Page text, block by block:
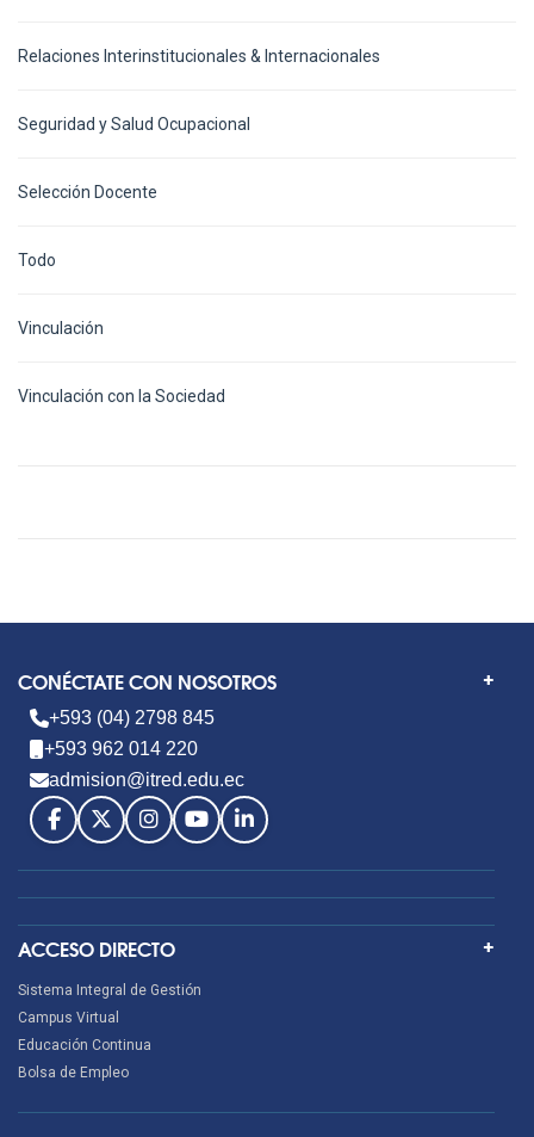
Relaciones Interinstitucionales & Internacionales
Seguridad y Salud Ocupacional
Selección Docente
Todo
Vinculación
Vinculación con la Sociedad
CONÉCTATE CON NOSOTROS
+593 (04) 2798 845
+593 962 014 220
admision@itred.edu.ec
ACCESO DIRECTO
Sistema Integral de Gestión
Campus Virtual
Educación Continua
Bolsa de Empleo